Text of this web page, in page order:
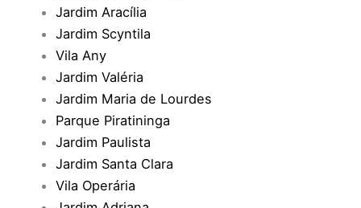
Jardim Aracília
Jardim Scyntila
Vila Any
Jardim Valéria
Jardim Maria de Lourdes
Parque Piratininga
Jardim Paulista
Jardim Santa Clara
Vila Operária